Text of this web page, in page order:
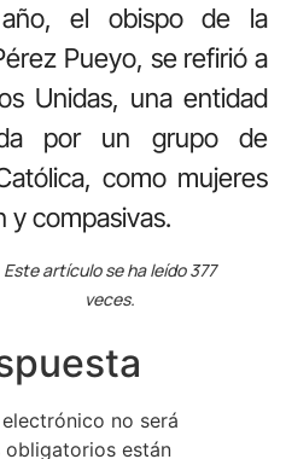
el obispo de la
Pueyo, se refirió a
Unidas, una entidad
por un grupo de
como mujeres
y compasivas.
Este artículo se ha leído 377
veces.
no será
obligatorios están